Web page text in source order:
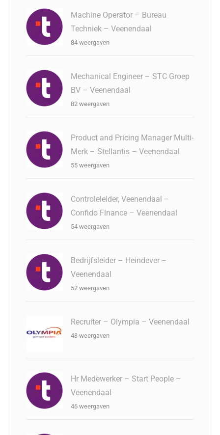
Machine Operator – Bureau
Techniek – Veenendaal
84 weergaven
Mechanical Engineer – STC Groep
BV – Veenendaal
82 weergaven
Product and Pricing Manager Multi-
Merk – Stellantis – Veenendaal
55 weergaven
Controleleider, Veenendaal –
Confido Finance – Veenendaal
54 weergaven
Bedrijfsleider – Heindever –
Veenendaal
52 weergaven
Recruiter – Olympia – Veenendaal
48 weergaven
Hr Medewerker – Start People –
Veenendaal
46 weergaven